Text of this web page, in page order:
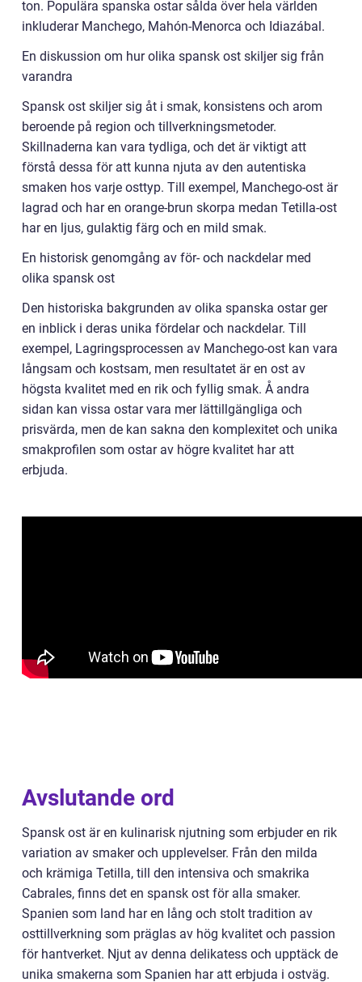
ton. Populära spanska ostar sålda över hela världen
inkluderar Manchego, Mahón-Menorca och Idiazábal.
En diskussion om hur olika spansk ost skiljer sig från
varandra
Spansk ost skiljer sig åt i smak, konsistens och arom
beroende på region och tillverkningsmetoder.
Skillnaderna kan vara tydliga, och det är viktigt att
förstå dessa för att kunna njuta av den autentiska
smaken hos varje osttyp. Till exempel, Manchego-ost är
lagrad och har en orange-brun skorpa medan Tetilla-ost
har en ljus, gulaktig färg och en mild smak.
En historisk genomgång av för- och nackdelar med
olika spansk ost
Den historiska bakgrunden av olika spanska ostar ger
en inblick i deras unika fördelar och nackdelar. Till
exempel, Lagringsprocessen av Manchego-ost kan vara
långsam och kostsam, men resultatet är en ost av
högsta kvalitet med en rik och fyllig smak. Å andra
sidan kan vissa ostar vara mer lättillgängliga och
prisvärda, men de kan sakna den komplexitet och unika
smakprofilen som ostar av högre kvalitet har att
erbjuda.
Avslutande ord
Spansk ost är en kulinarisk njutning som erbjuder en rik
variation av smaker och upplevelser. Från den milda
och krämiga Tetilla, till den intensiva och smakrika
Cabrales, finns det en spansk ost för alla smaker.
Spanien som land har en lång och stolt tradition av
osttillverkning som präglas av hög kvalitet och passion
för hantverket. Njut av denna delikatess och upptäck de
unika smakerna som Spanien har att erbjuda i ostväg.